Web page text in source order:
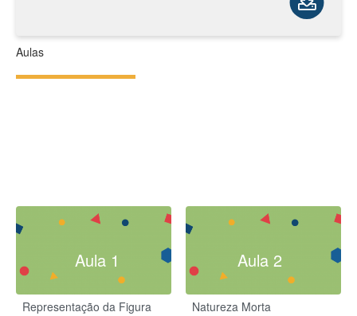
Aulas
Aula 1
Representação da Figura
Aula 2
Natureza Morta